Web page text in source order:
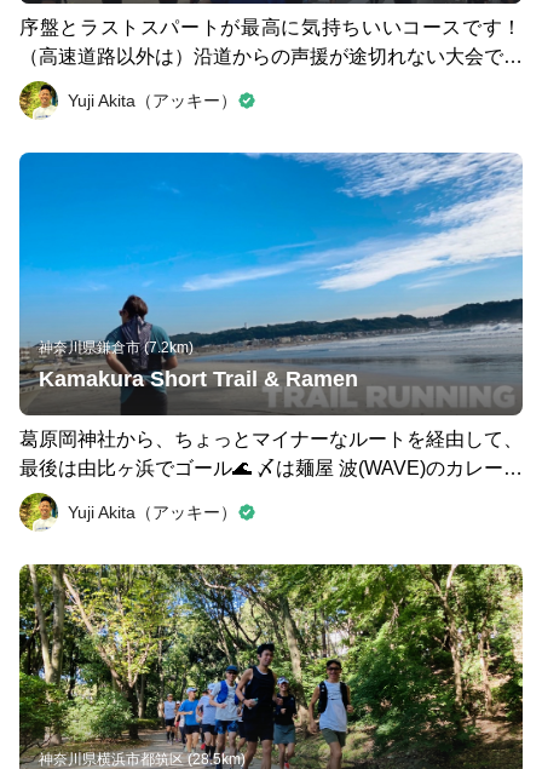
序盤とラストスパートが最高に気持ちいいコースです！
（高速道路以外は）沿道からの声援が途切れない大会で、
都市型マラソンの醍醐味を味わえます👍
Yuji Akita（アッキー）
神奈川県鎌倉市 (7.2km)
Kamakura Short Trail & Ramen
葛原岡神社から、ちょっとマイナーなルートを経由して、
最後は由比ヶ浜でゴール🌊 〆は麺屋 波(WAVE)のカレーつ
け麺でどうぞ🍜
Yuji Akita（アッキー）
神奈川県横浜市都筑区 (28.5km)